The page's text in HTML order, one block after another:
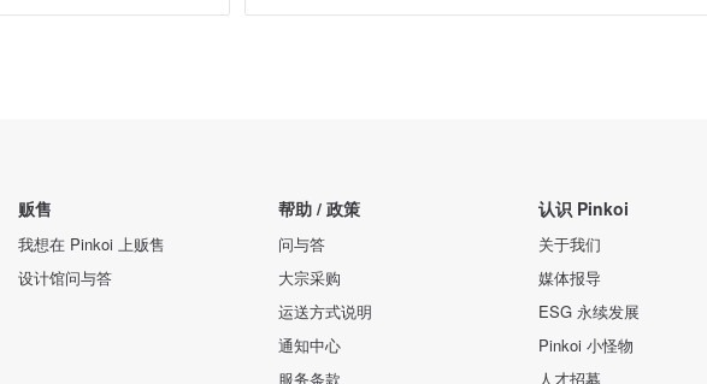
贩售
我想在 Pinkoi 上贩售
设计馆问与答
帮助 / 政策
问与答
大宗采购
运送方式说明
通知中心
服务条款
认识 Pinkoi
关于我们
媒体报导
ESG 永续发展
Pinkoi 小怪物
人才招募